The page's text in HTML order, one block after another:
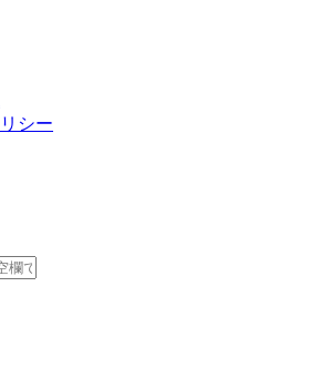
シー